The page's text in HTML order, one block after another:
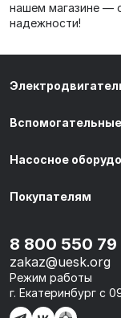
нашем магазине —
надежности!
Насосное
Покупателям
8 800 550 79
zakaz@uesk.org
Режим работы
г. Екатеринбург с